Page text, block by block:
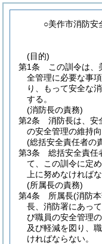
○美作市消防安
(目的)
第1条
この訓令は、
全管理に必要な事
り、もって安全な
する。
(消防長の責務)
第2条
消防長は、安
の安全管理の維持
(総括安全責任者の
第3条
総括安全責任
て、この訓令に定
上に努めなければ
(所属長の責務)
第4条
所属長(消防
長、消防署にあっ
び職員の安全管理
及び軽減を図り、
ければならない。